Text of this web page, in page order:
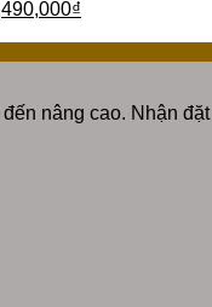
₫
nâng cao. Nhận